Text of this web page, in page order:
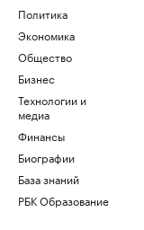
Политика
Экономика
Общество
Бизнес
Технологии и
медиа
Финансы
Биографии
База знаний
РБК Образование